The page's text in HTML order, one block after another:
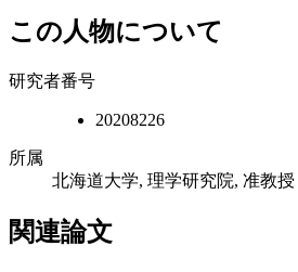
この人物について
研究者番号
20208226
所属
北海道大学, 理学研究院, 准教授
関連論文